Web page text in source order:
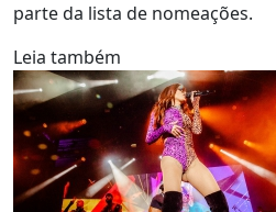
parte da lista de nomeações.
Leia também